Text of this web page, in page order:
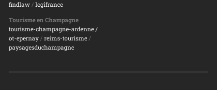
findlaw/ legifrance
Tourisme en Champagne
tourisme-champagne-ardenne /
ot-epernay/ reims-tourisme/
paysagesduchampagne